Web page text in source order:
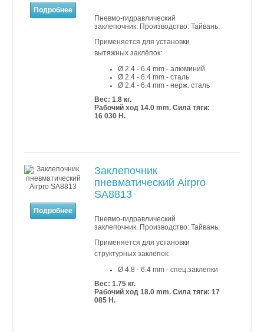
Подробнее
Пневмо-гидравлический
заклепочник. Производство: Тайвань.
Применяется для установки
вытяжных заклёпок:
Ø 2.4 - 6.4 mm - алюминий
Ø 2.4 - 6.4 mm - сталь
Ø 2.4 - 6.4 mm - нерж. сталь
Вес: 1.8 кг.
Рабочий ход 14.0 mm. Сила тяги:
16 030 Н.
Подробнее
Заклепочник
пневматический Airpro
SA8813
Пневмо-гидравлический
заклепочник. Производство: Тайвань.
Применяется для установки
структурных заклёпок:
Ø 4.8 - 6.4 mm - спец.заклепки
Вес: 1.75 кг.
Рабочий ход 18.0 mm. Сила тяги: 17
085 Н.